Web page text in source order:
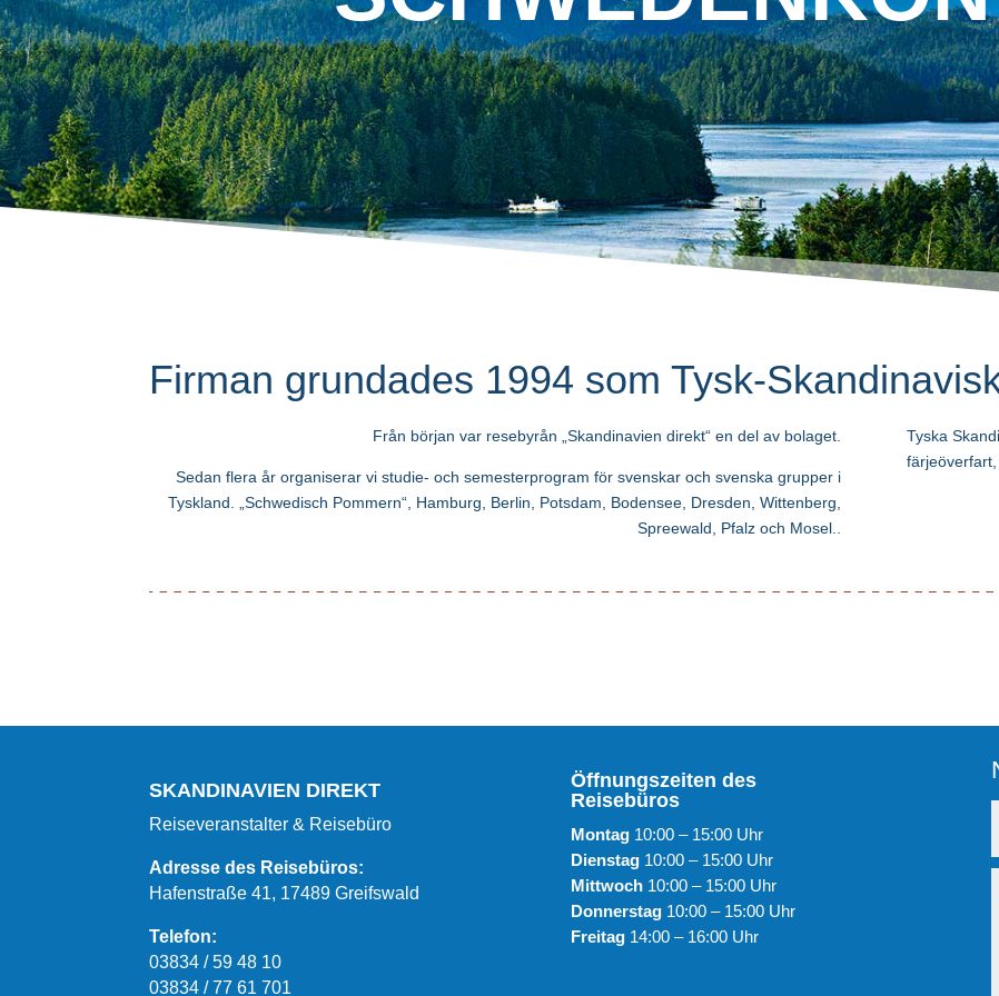
Firman grundades 1994 som Tysk-
Från början var resebyrån „Skandinavien direkt“ en del av bolaget.
Sedan flera år organiserar vi studie- och semesterprogram för svenskar och svenska grupper i
Tyskland. „Schwedisch Pommern“, Hamburg, Berlin, Potsdam, Bodensee, Dresden, Wittenberg,
Spreewald, Pfalz och Mosel..
Tyska
färjeöverfart,
SKANDINAVIEN DIREKT
Reiseveranstalter & Reisebüro
Adresse des Reisebüros:
Hafenstraße 41, 17489 Greifswald
Telefon:
03834 / 59 48 10
03834 / 77 61 701
Öffnungszeiten des
Reisebüros
Montag10:00 – 15:00 Uhr
Dienstag10:00 – 15:00 Uhr
Mittwoch10:00 – 15:00 Uhr
Donnerstag10:00 – 15:00 Uhr
Freitag14:00 – 16:00 Uhr